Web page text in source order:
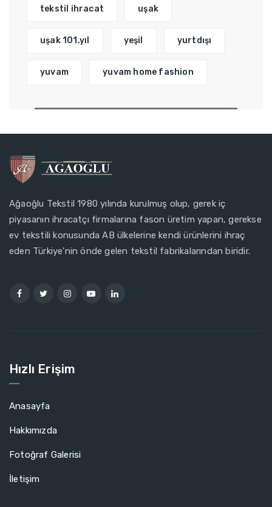
tekstil ihracat uşak
uşak 101.yıl yeşil yurtdışı
yuvam yuvam home fashion
Ağaoğlu Tekstil 1980 yılında kurulmuş olup, gerek iç
piyasanın ihracatçı firmalarına fason üretim yapan, gerekse
ev tekstili konusunda AB ülkelerine kendi ürünlerini ihraç
eden Türkiye'nin önde gelen tekstil fabrikalarından biridir.
Hızlı Erişim
Anasayfa
Hakkımızda
Fotoğraf Galerisi
İletişim